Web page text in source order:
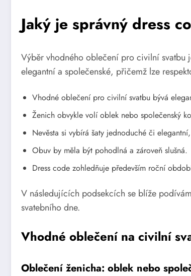
Jaký je správný dress
Výběr vhodného oblečení pro civilní svatbu
elegantní a společenské, přičemž lze
Vhodné oblečení pro civilní svatbu bývá
Ženich obvykle volí oblek nebo společenský
Nevěsta si vybírá šaty jednoduché či
Obuv by měla být pohodlná a zároveň slušná.
Dress code zohledňuje především roční
V následujících podsekcích se blíže
svatebního dne.
Vhodné oblečení na civilní
Oblečení ženicha: oblek nebo